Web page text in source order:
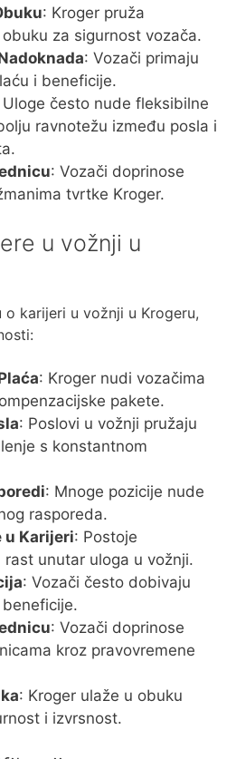
: Kroger pruža
za sigurnost vozača.
: Vozači primaju
i beneficije.
Uloge često nude fleksibilne
ravnotežu između posla i
: Vozači doprinose
tvrtke Kroger.
u vožnji u
o karijeri u vožnji u Krogeru,
: Kroger nudi vozačima
pakete.
: Poslovi u vožnji pružaju
s konstantnom
: Mnoge pozicije nude
rasporeda.
u Karijeri: Postoje
rast unutar uloga u vožnji.
: Vozači često dobivaju
: Vozači doprinose
kroz pravovremene
: Kroger ulaže u obuku
i izvrsnost.